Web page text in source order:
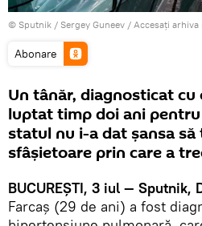
© Sputnik / Sergey Guneev / Accesați
Abonare
Un tânăr, diagnosticat cu
luptat timp doi ani
statul nu i-a dat şansa să
sfâşietoare prin care a
BUCUREŞTI, 3 iul — Sputnik,
Farcaş (29 de ani) a fost